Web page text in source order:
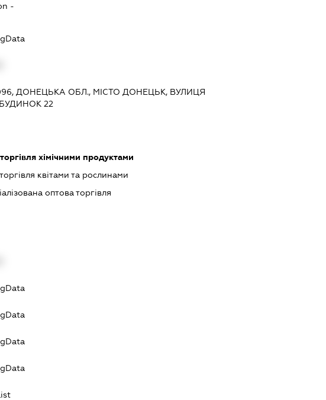
-
ДОНЕЦЬКА ОБЛ., МІСТО ДОНЕЦЬК, ВУЛИЦЯ
22
хімічними продуктами
квітами та рослинами
оптова торгівля